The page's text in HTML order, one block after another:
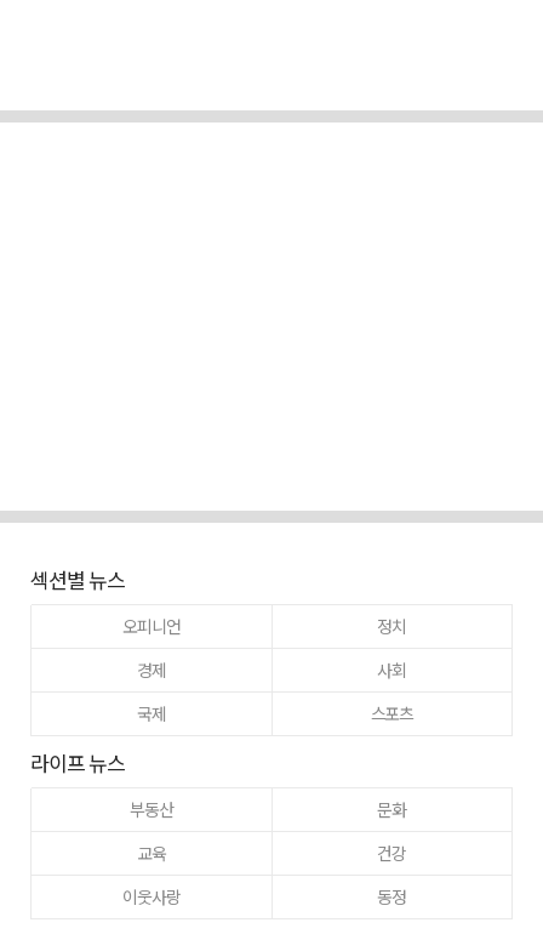
섹션별 뉴스
오피니언
정치
경제
사회
국제
스포츠
라이프 뉴스
부동산
문화
교육
건강
이웃사랑
동정